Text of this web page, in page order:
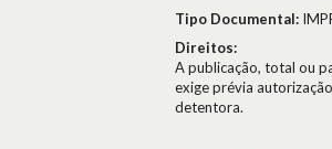
Tipo Documental:
Direitos:
A publicação, total ou
exige prévia
detentora.